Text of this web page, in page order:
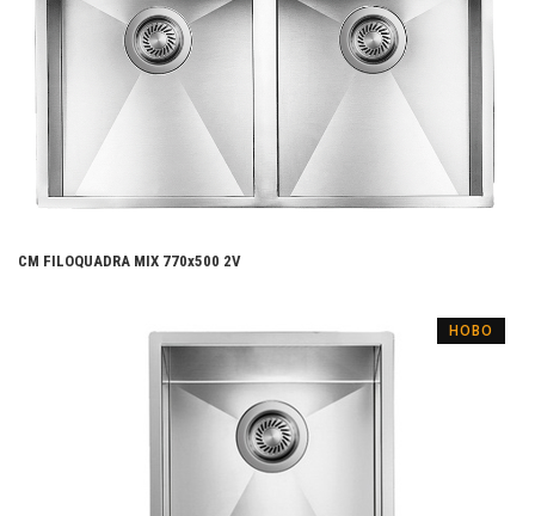
CM FILOQUADRA MIX 770x500 2V
НОВО